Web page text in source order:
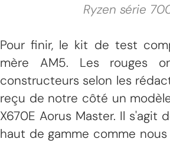
Ryzen série
Pour finir, le kit de test
mère AM5. Les rouges
constructeurs selon les
reçu de notre côté un
X670E Aorus Master. Il s'agit
haut de gamme comme